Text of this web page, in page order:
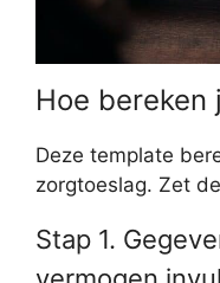
Hoe bereken
Deze template
zorgtoeslag. Zet
Stap 1.